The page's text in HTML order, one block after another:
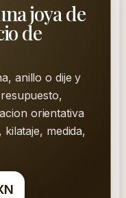
joya de
de
anillo o dije y
orientativa
medida,